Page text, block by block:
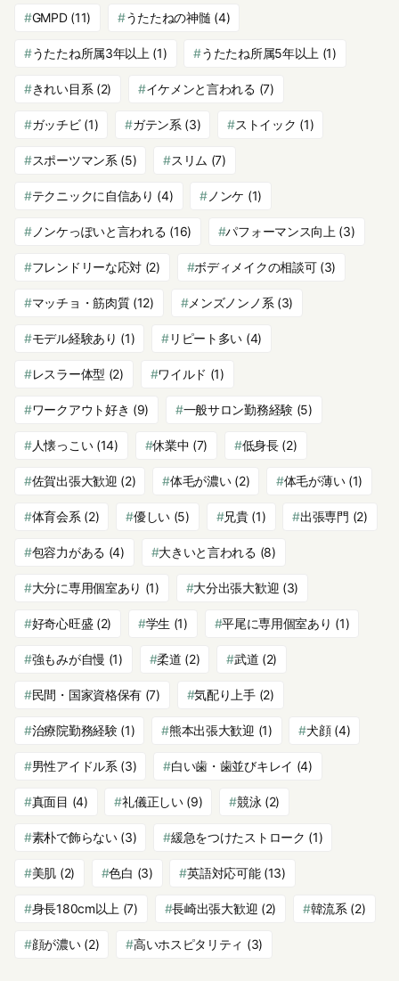
GMPD(11) うたたねの神髄 (4)
うたたね所属3年以上 (1) うたたね所属5年以上 (1)
きれい目系 (2) イケメンと言われる (7)
ガッチビ(1) ガテン系 (3) ストイック (1)
スポーツマン系 (5) スリム (7)
テクニックに自信あり (4) ノンケ (1)
ノンケっぽいと言われる (16) パフォーマンス向上 (3)
フレンドリーな応対 (2) ボディメイクの相談可(3)
マッチョ・筋肉質(12) メンズノンノ系 (3)
モデル経験あり (1) リピート多い (4)
レスラー体型 (2) ワイルド (1)
ワークアウト好き (9) 一般サロン勤務経験(5)
人懐っこい(14) 休業中 (7) 低身長(2)
佐賀出張大歓迎 (2) 体毛が濃い(2) 体毛が薄い(1)
体育会系 (2) 優しい(5) 兄貴(1) 出張専門 (2)
包容力がある (4) 大きいと言われる (8)
大分に専用個室あり (1) 大分出張大歓迎 (3)
好奇心旺盛 (2) 学生 (1) 平尾に専用個室あり (1)
強もみが自慢 (1) 柔道 (2) 武道 (2)
民間・国家資格保有 (7) 気配り上手(2)
治療院勤務経験(1) 熊本出張大歓迎 (1) 犬顔(4)
男性アイドル系 (3) 白い歯・歯並びキレイ (4)
真面目 (4) 礼儀正しい(9) 競泳 (2)
素朴で飾らない(3) 緩急をつけたストローク (1)
美肌 (2) 色白 (3) 英語対応可能(13)
身長180cm以上 (7) 長崎出張大歓迎 (2) 韓流系 (2)
顔が濃い(2) 高いホスピタリティ (3)